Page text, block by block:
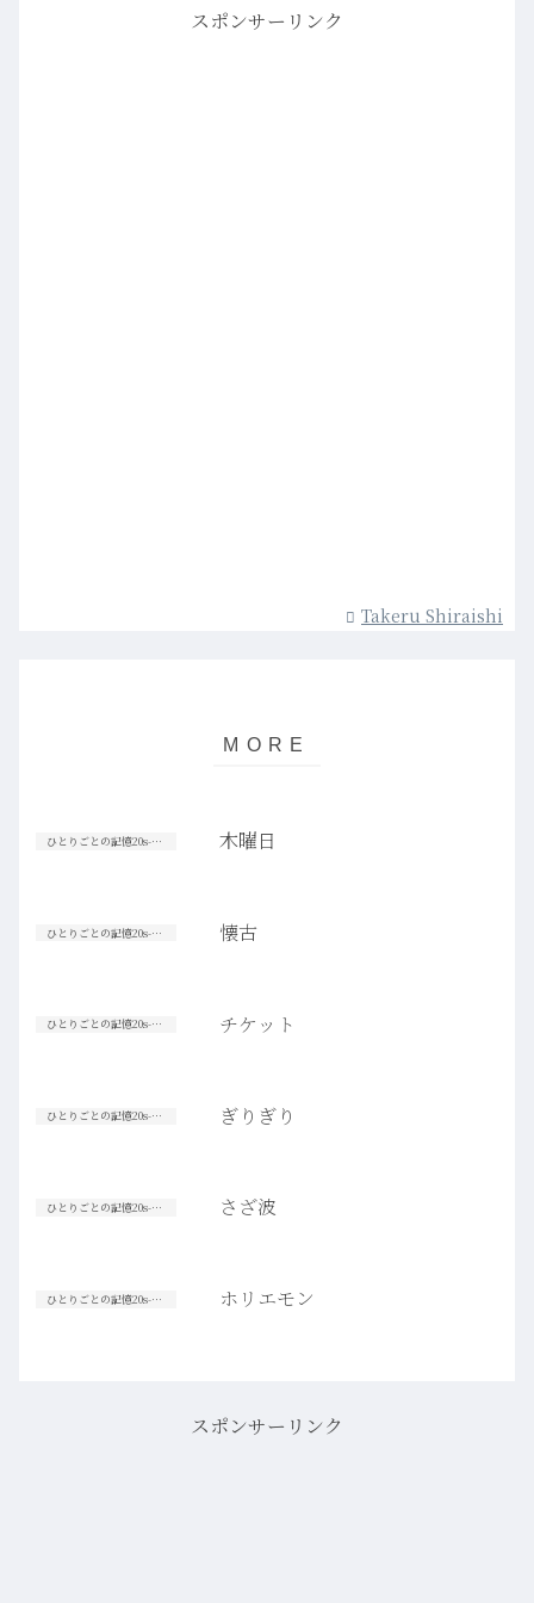
スポンサーリンク
Takeru Shiraishi
ひとりごとの記憶20s-30s 木曜日
ひとりごとの記憶20s-30s 懐古
ひとりごとの記憶20s-30s チケット
ひとりごとの記憶20s-30s ぎりぎり
ひとりごとの記憶20s-30s さざ波
ひとりごとの記憶20s-30s ホリエモン
スポンサーリンク